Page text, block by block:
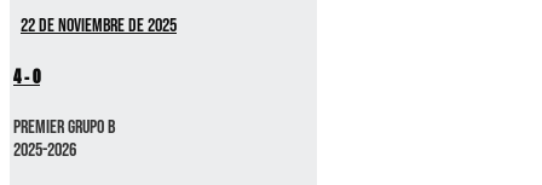
22 de noviembre de 2025
4-0
Premier GRUPO B
2025-2026